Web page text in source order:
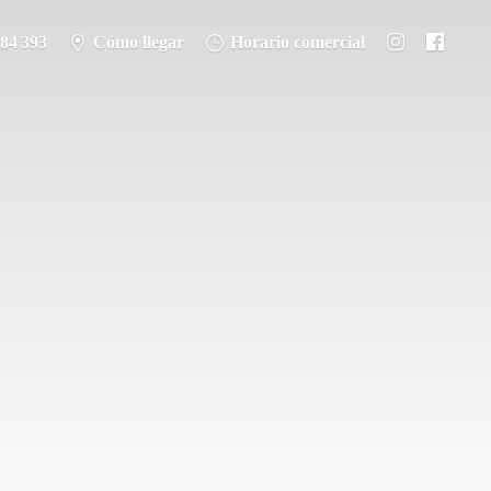
393 Cómo llegar Horario comercial